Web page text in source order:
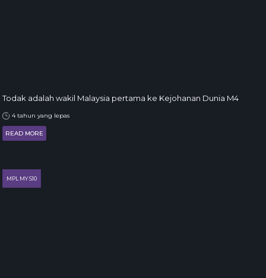
Todak adalah wakil Malaysia pertama ke Kejohanan Dunia M4
4 tahun yang lepas
READ MORE
MPL MY S10